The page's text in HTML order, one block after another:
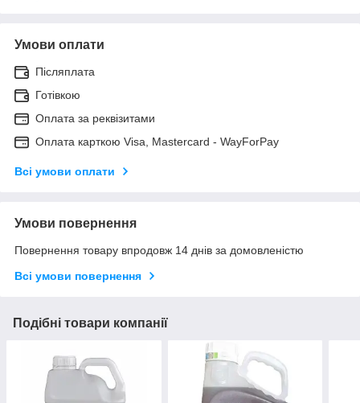
Умови оплати
Післяплата
Готівкою
Оплата за реквізитами
Оплата карткою Visa, Mastercard - WayForPay
Всі умови оплати
Умови повернення
Повернення товару впродовж 14 днів за домовленістю
Всі умови повернення
Подібні товари компанії